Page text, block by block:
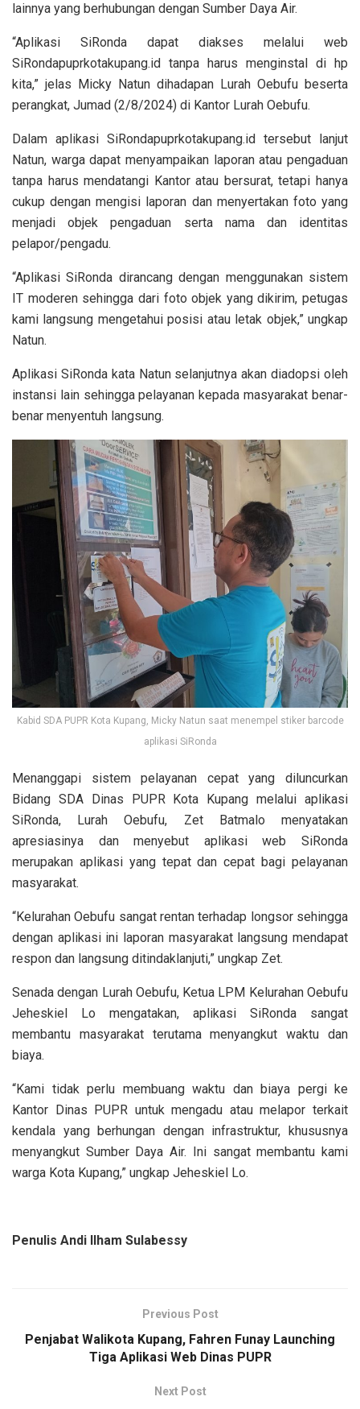
lainnya yang berhubungan dengan Sumber Daya Air.
“Aplikasi SiRonda dapat diakses melalui web
SiRondapuprkotakupang.id tanpa harus menginstal di hp
kita,” jelas Micky Natun dihadapan Lurah Oebufu beserta
perangkat, Jumad (2/8/2024) di Kantor Lurah Oebufu.
Dalam aplikasi SiRondapuprkotakupang.id tersebut lanjut
Natun, warga dapat menyampaikan laporan atau pengaduan
tanpa harus mendatangi Kantor atau bersurat, tetapi hanya
cukup dengan mengisi laporan dan menyertakan foto yang
menjadi objek pengaduan serta nama dan identitas
pelapor/pengadu.
“Aplikasi SiRonda dirancang dengan menggunakan sistem
IT moderen sehingga dari foto objek yang dikirim, petugas
kami langsung mengetahui posisi atau letak objek,” ungkap
Natun.
Aplikasi SiRonda kata Natun selanjutnya akan diadopsi oleh
instansi lain sehingga pelayanan kepada masyarakat benar-
benar menyentuh langsung.
Kabid SDA PUPR Kota Kupang, Micky Natun saat menempel stiker barcode
aplikasi SiRonda
Menanggapi sistem pelayanan cepat yang diluncurkan
Bidang SDA Dinas PUPR Kota Kupang melalui aplikasi
SiRonda, Lurah Oebufu, Zet Batmalo menyatakan
apresiasinya dan menyebut aplikasi web SiRonda
merupakan aplikasi yang tepat dan cepat bagi pelayanan
masyarakat.
“Kelurahan Oebufu sangat rentan terhadap longsor sehingga
dengan aplikasi ini laporan masyarakat langsung mendapat
respon dan langsung ditindaklanjuti,” ungkap Zet.
Senada dengan Lurah Oebufu, Ketua LPM Kelurahan Oebufu
Jeheskiel Lo mengatakan, aplikasi SiRonda sangat
membantu masyarakat terutama menyangkut waktu dan
biaya.
“Kami tidak perlu membuang waktu dan biaya pergi ke
Kantor Dinas PUPR untuk mengadu atau melapor terkait
kendala yang berhungan dengan infrastruktur, khususnya
menyangkut Sumber Daya Air. Ini sangat membantu kami
warga Kota Kupang,” ungkap Jeheskiel Lo.
Penulis Andi Ilham Sulabessy
Previous Post
Penjabat Walikota Kupang, Fahren Funay Launching
Tiga Aplikasi Web Dinas PUPR
Next Post